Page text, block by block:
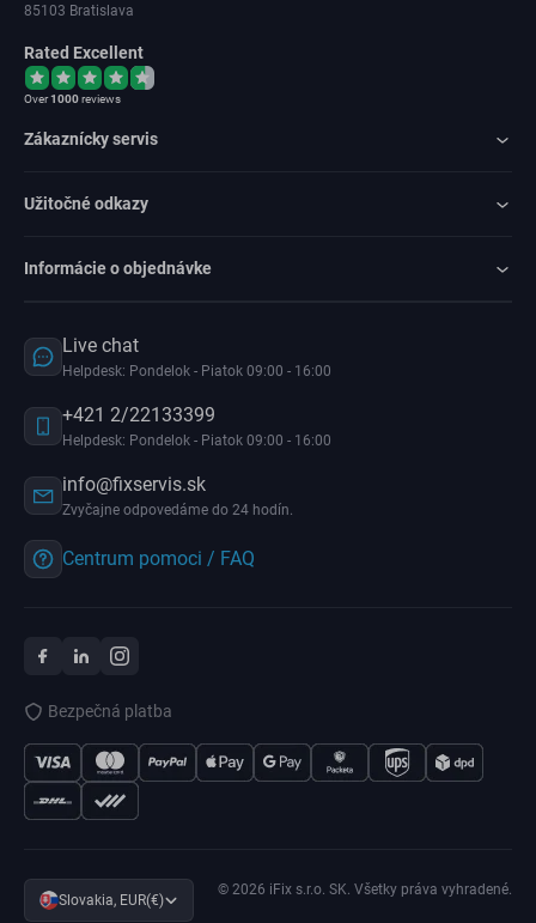
85103 Bratislava
Rated Excellent
Over1000reviews
Zákaznícky servis
Užitočné odkazy
Informácie o objednávke
Live chat
Helpdesk: Pondelok - Piatok 09:00 - 16:00
+421 2/22133399
Helpdesk: Pondelok - Piatok 09:00 - 16:00
info@fixservis.sk
Zvyčajne odpovedáme do 24 hodín.
Centrum pomoci / FAQ
Bezpečná platba
Slovakia, EUR(€)
© 2026 iFix s.r.o. SK. Všetky práva vyhradené.